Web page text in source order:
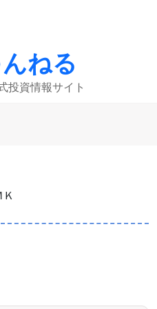
ねる
投資情報サイト